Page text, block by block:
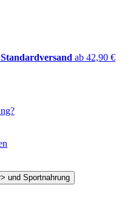
ab 42,90 €